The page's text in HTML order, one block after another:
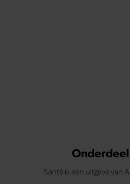
Santé is een uitgave van